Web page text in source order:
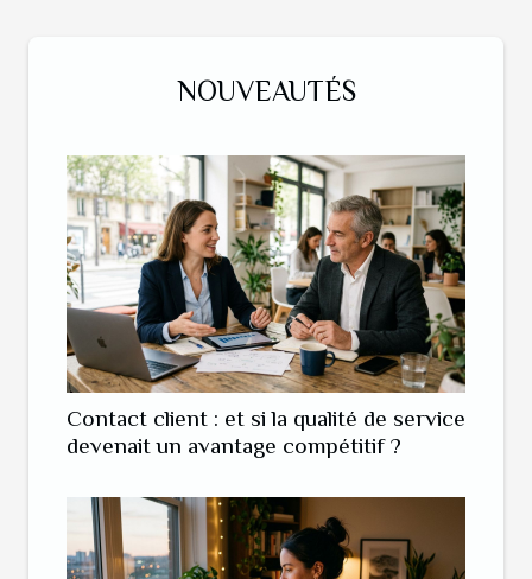
NOUVEAUTÉS
Contact client : et si la qualité de service
devenait un avantage compétitif ?